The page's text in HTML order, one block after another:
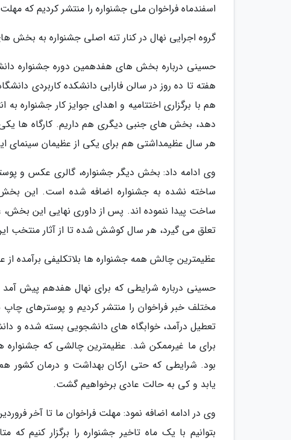
اسفندماه فراخوان ملی جشنواره را منتشر کردیم که
گروه اجرایی نهال در کنار تنه اصلی جشنواره به بخش
حسینی درباره بخش های هفدهمین دوره جشنواره
هفته تا ده روز در سالن فارابی دانشکده کاربردی
هم با برگزاری اختتامیه و اهدای جوایز کار جشنواره
دهد، بخش های جنبی دیگری هم داریم. کارگاه ها یکی
هر سال عظیمداشتی هم برای یکی از عظیمان سینمای
وی ادامه داد: بخش دیگر جشنواره، گالری عکس و
ساخته نشده به جشنواره اضافه شده است. این
ساخت پیدا ننموده اند. پس از داوری نهایی این بخش،
تعلق می گیرد، هر سال کوشش شده تا از آثار
عظیمترین چالش همه جشنواره ها بلاتکلیفی برآمده
حسینی درباره شرایطی که برای نهال هفدهم پیش
مختلف خبر فراخوان را منتشر کردیم و پوسترهای
تعطیل درآمد، خوابگاه های دانشجویی بسته شده و
برای ما غیرممکن شد. عظیمترین چالشی که جشنواره
بود. شرایطی که حتی ارکان بهداشت و درمان کشور
یابد و کی به حالت عادی برخواهیم گشت.
وی در ادامه اضافه نمود: مهلت فراخوان ما تا آخر
بتوانیم با یک ماه تاخیر جشنواره را برگزار کنیم